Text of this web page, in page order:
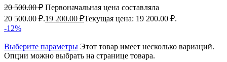
20 500.00₽ Первоначальная цена составляла
20 500.00 ₽.19 200.00 ₽Текущая цена: 19 200.00 ₽.
-12%
Выберите параметры Этот товар имеет несколько вариаций.
Опции можно выбрать на странице товара.